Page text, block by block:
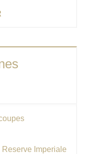
Imperiale